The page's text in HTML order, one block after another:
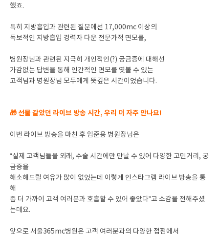
했죠.
특히 지방흡입과 관련된 질문에선 17,000mc 이상의
독보적인 지방흡입 경력자 다운 전문가적 면모를,
병원장님과 관련된 지극히 개인적인(?) 궁금증에 대해선
가감없는 답변을 통해 인간적인 면모를 엿볼 수 있는
고객님과 병원장님 모두에게 뜻깊은 시간이었습니다.
🎁 선물 같았던 라이브 방송 시간, 우리 더 자주 만나요!
이번 라이브 방송을 마친 후 임준용 병원장님은
“실제 고객님들을 외래, 수술 시간에만 만날 수 있어 다양한 고민거리, 궁
금증을
해소해드릴 여유가 많이 없었는데 이렇게 인스타그램 라이브 방송을 통
해
좀 더 가까이 고객 여러분과 호흡할 수 있어 좋았다”고 소감을 전해주셨
는데요.
앞으로 서울365mc병원은 고객 여러분과의 다양한 접점에서